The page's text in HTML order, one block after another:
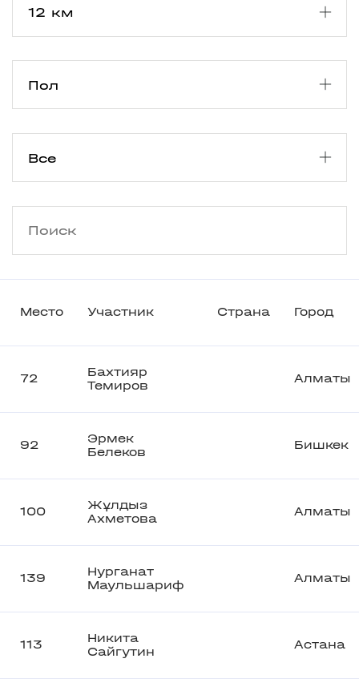
Место Участник Страна Город
72
Бахтияр
Темиров
Алматы
92
Эрмек
Белеков
Бишкек
100
Жұлдыз
Ахметова
Алматы
139
Нурганат
Маульшариф
Алматы
113
Никита
Сайгутин
Астана